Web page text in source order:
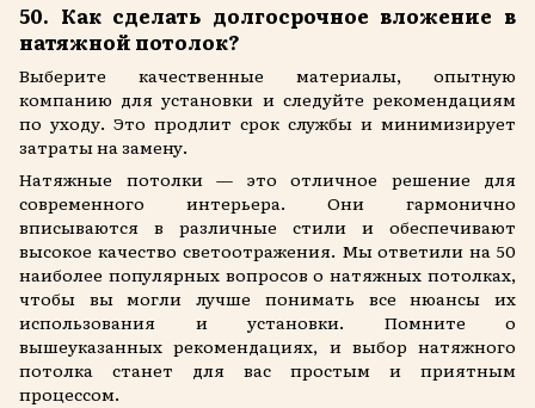
50. Как сделать долгосрочное вложение в
натяжной потолок?
Выберите качественные материалы, опытную
компанию для установки и следуйте рекомендациям
по уходу. Это продлит срок службы и минимизирует
затраты на замену.
Натяжные потолки — это отличное решение для
современного интерьера. Они гармонично
вписываются в различные стили и обеспечивают
высокое качество светоотражения. Мы ответили на 50
наиболее популярных вопросов о натяжных потолках,
чтобы вы могли лучше понимать все нюансы их
использования и установки. Помните о
вышеуказанных рекомендациях, и выбор натяжного
потолка станет для вас простым и приятным
процессом.